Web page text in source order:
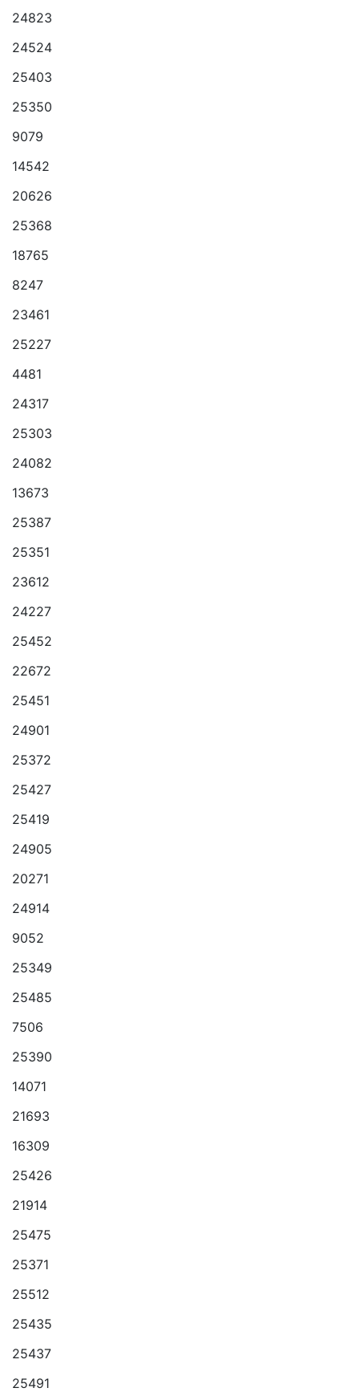
24823
24524
25403
25350
9079
14542
20626
25368
18765
8247
23461
25227
4481
24317
25303
24082
13673
25387
25351
23612
24227
25452
22672
25451
24901
25372
25427
25419
24905
20271
24914
9052
25349
25485
7506
25390
14071
21693
16309
25426
21914
25475
25371
25512
25435
25437
25491